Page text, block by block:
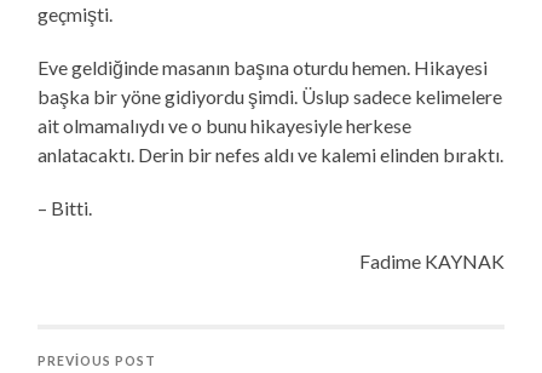
geçmişti.
Eve geldiğinde masanın başına oturdu hemen. Hikayesi
başka bir yöne gidiyordu şimdi. Üslup sadece kelimelere
ait olmamalıydı ve o bunu hikayesiyle herkese
anlatacaktı. Derin bir nefes aldı ve kalemi elinden bıraktı.
– Bitti.
Fadime KAYNAK
PREVIOUS POST